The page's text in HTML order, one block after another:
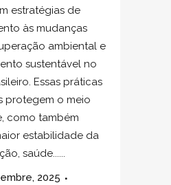
estratégias de
às mudanças
ambiental e
sustentável no
Essas práticas
protegem o meio
como também
estabilidade da
saúde......
2025